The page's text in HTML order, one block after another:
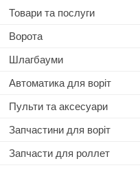
Товари та послуги
Ворота
Шлагбауми
Автоматика для воріт
Пульти та аксесуари
Запчастини для воріт
Запчасти для роллет